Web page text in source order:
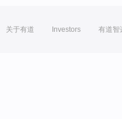
关于有道 Investors 有道智